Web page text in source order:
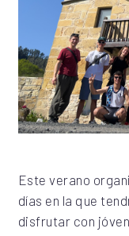
Este verano
días en la que
disfrutar con